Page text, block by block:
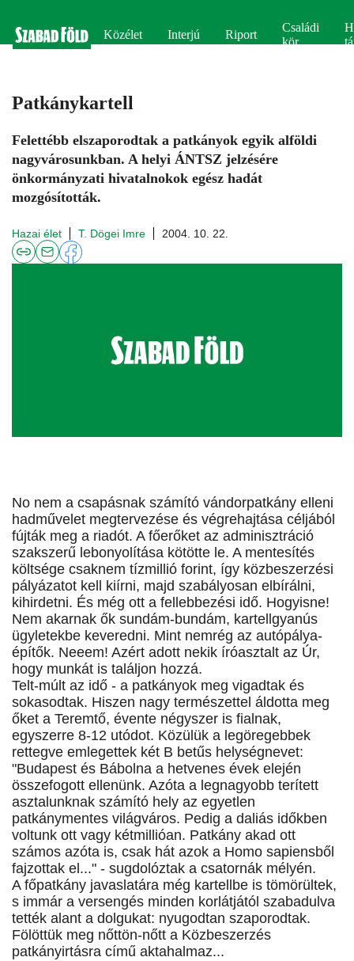
Közélet Interjú Riport
Családi
kör
Patkánykartell
Felettébb elszaporodtak a patkányok egyik alföldi
nagyvárosunkban. A helyi ÁNTSZ jelzésére
önkormányzati hivatalnokok egész hadát
mozgósították.
Hazai élet T. Dögei Imre 2004. 10. 22.
No nem a csapásnak számító vándorpatkány elleni
hadművelet megtervezése és végrehajtása céljából
fújták meg a riadót. A főerőket az adminisztráció
szakszerű lebonyolítása kötötte le. A mentesítés
költsége csaknem tízmillió forint, így közbeszerzési
pályázatot kell kiírni, majd szabályosan elbírálni,
kihirdetni. És még ott a fellebbezési idő. Hogyisne!
Nem akarnak ők sundám-bundám, kartellgyanús
ügyletekbe keveredni. Mint nemrég az autópálya-
építők. Neeem! Azért adott nekik íróasztalt az Úr,
hogy munkát is találjon hozzá.
Telt-múlt az idő - a patkányok meg vigadtak és
sokasodtak. Hiszen nagy természettel áldotta meg
őket a Teremtő, évente négyszer is fialnak,
egyszerre 8-12 utódot. Közülük a legöregebbek
rettegve emlegettek két B betűs helységnevet:
"Budapest és Bábolna a hetvenes évek elején
összefogott ellenünk. Azóta a legnagyobb terített
asztalunknak számító hely az egyetlen
patkánymentes világváros. Pedig a daliás időkben
voltunk ott vagy kétmillióan. Patkány akad ott
számos azóta is, csak hát azok a Homo sapiensből
fajzottak el..." - sugdolóztak a csatornák mélyén.
A főpatkány javaslatára még kartellbe is tömörültek,
s immár a versengés minden korlátjától szabadulva
tették alant a dolgukat: nyugodtan szaporodtak.
Fölöttük meg nőttön-nőtt a Közbeszerzés
patkányirtásra című aktahalmaz...